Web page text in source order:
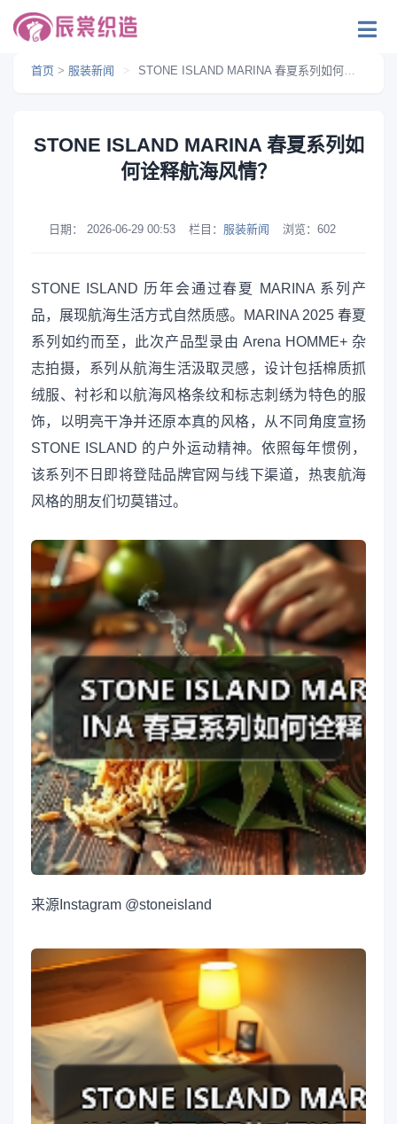
首页 > 服装新闻 > STONE ISLAND MARINA 春夏系列如何诠释航海风情？
STONE ISLAND MARINA 春夏系列如
何诠释航海风情？
日期： 2026-06-29 00:53 栏目： 服装新闻 浏览： 602
STONE ISLAND 历年会通过春夏 MARINA 系列产
品，展现航海生活方式自然质感。MARINA 2025 春夏
系列如约而至，此次产品型录由 Arena HOMME+ 杂
志拍摄，系列从航海生活汲取灵感，设计包括棉质抓
绒服、衬衫和以航海风格条纹和标志刺绣为特色的服
饰，以明亮干净并还原本真的风格，从不同角度宣扬
STONE ISLAND 的户外运动精神。依照每年惯例，
该系列不日即将登陆品牌官网与线下渠道，热衷航海
风格的朋友们切莫错过。
来源 Instagram @stoneisland